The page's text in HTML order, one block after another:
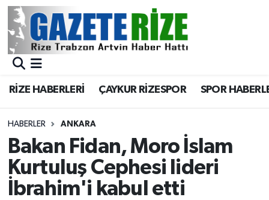
RİZE HABERLERİ ÇAYKUR RİZESPOR SPOR
HABERLER ANKARA
Bakan Fidan, Moro İslam
Kurtuluş Cephesi lideri
İbrahim'i kabul etti
BÖLGEMİZ
Asayiş
Rize Jandarma Komutanlığı
Bilim Teknoloji
Merkez Nöbetçi Eczaneler
Merkez Trafik Yoğunluk Haritası
Süper Lig Puan Durumu ve Fikstür
Tüm Manşetler